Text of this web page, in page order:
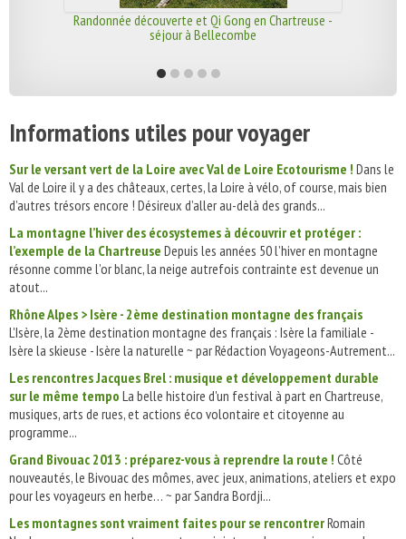
Randonnée découverte et Qi Gong en Chartreuse -
séjour à Bellecombe
Informations utiles pour voyager
Sur le versant vert de la Loire avec Val de Loire Ecotourisme ! Dans le
Val de Loire il y a des châteaux, certes, la Loire à vélo, of course, mais bien
d’autres trésors encore ! Désireux d’aller au-delà des grands...
La montagne l’hiver des écosystemes à découvrir et protéger :
l’exemple de la Chartreuse Depuis les années 50 l’hiver en montagne
résonne comme l’or blanc, la neige autrefois contrainte est devenue un
atout...
Rhône Alpes > Isère - 2ème destination montagne des français
L'Isère, la 2ème destination montagne des français : Isère la familiale -
Isère la skieuse - Isère la naturelle ~ par Rédaction Voyageons-Autrement...
Les rencontres Jacques Brel : musique et développement durable
sur le même tempo La belle histoire d'un festival à part en Chartreuse,
musiques, arts de rues, et actions éco volontaire et citoyenne au
programme...
Grand Bivouac 2013 : préparez-vous à reprendre la route ! Côté
nouveautés, le Bivouac des mômes, avec jeux, animations, ateliers et expo
pour les voyageurs en herbe… ~ par Sandra Bordji...
Les montagnes sont vraiment faites pour se rencontrerRomain